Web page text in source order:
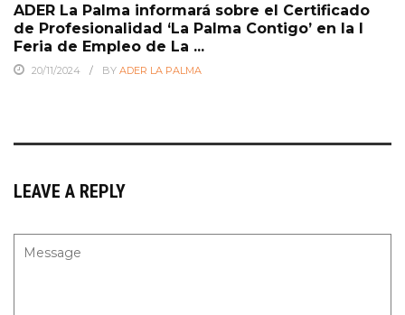
ADER La Palma informará sobre el Certificado
de Profesionalidad ‘La Palma Contigo’ en la I
Feria de Empleo de La ...
20/11/2024 BY ADER LA PALMA
LEAVE A REPLY